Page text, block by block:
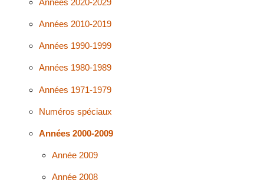
Années 2010-2019
Années 1990-1999
Années 1980-1989
Années 1971-1979
Numéros spéciaux
Années 2000-2009
Année 2009
Année 2008